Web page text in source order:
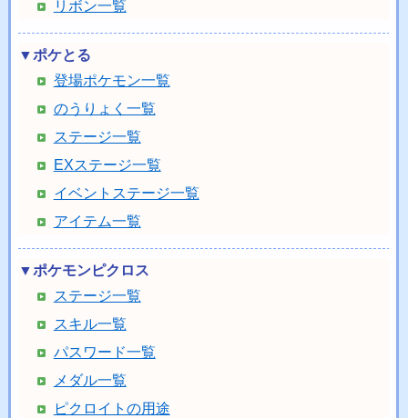
リボン一覧
▼ポケとる
登場ポケモン一覧
のうりょく一覧
ステージ一覧
EXステージ一覧
イベントステージ一覧
アイテム一覧
▼ポケモンピクロス
ステージ一覧
スキル一覧
パスワード一覧
メダル一覧
ピクロイトの用途